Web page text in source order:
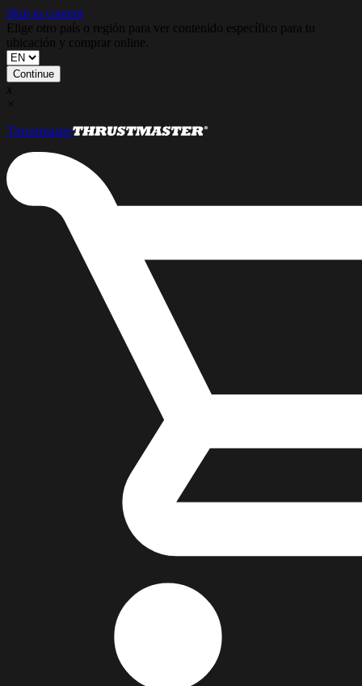
Skip to content
Elige otro país o región para ver contenido específico para tu
ubicación y comprar online.
Continue
x
×
Thrustmaster